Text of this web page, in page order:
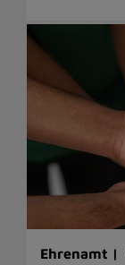
Ehrenamt |